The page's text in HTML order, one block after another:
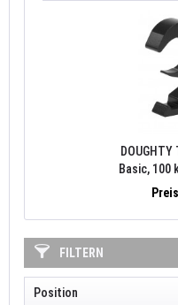
Basic, 100
FILTERN